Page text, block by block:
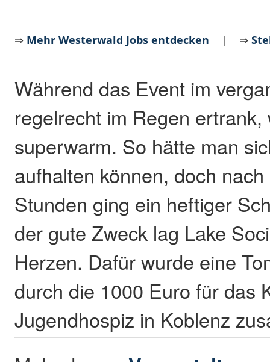
⇒ Mehr Westerwald Jobs entdecken | ⇒
Während das Event im
regelrecht im Regen ertrank,
superwarm. So hätte man
aufhalten können, doch
Stunden ging ein heftiger
der gute Zweck lag Lake
Herzen. Dafür wurde eine
durch die 1000 Euro für das
Jugendhospiz in Koblenz